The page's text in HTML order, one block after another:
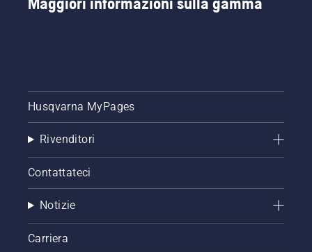
Husqvarna MyPages
Rivenditori
Contattateci
Notizie
Carriera